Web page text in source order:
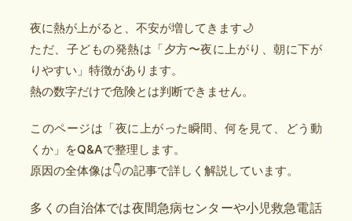
夜に熱が上がると、不安が増してきます🌙
ただ、子どもの発熱は「夕方〜夜に上がり、朝に下が
りやすい」特徴があります。
熱の数字だけで危険とは判断できません。
このページは「夜に上がった瞬間、何を見て、どう動
くか」をQ&Aで整理します。
原因の全体像は👇の記事で詳しく解説しています。
多くの自治体では夜間急病センターや小児救急電話